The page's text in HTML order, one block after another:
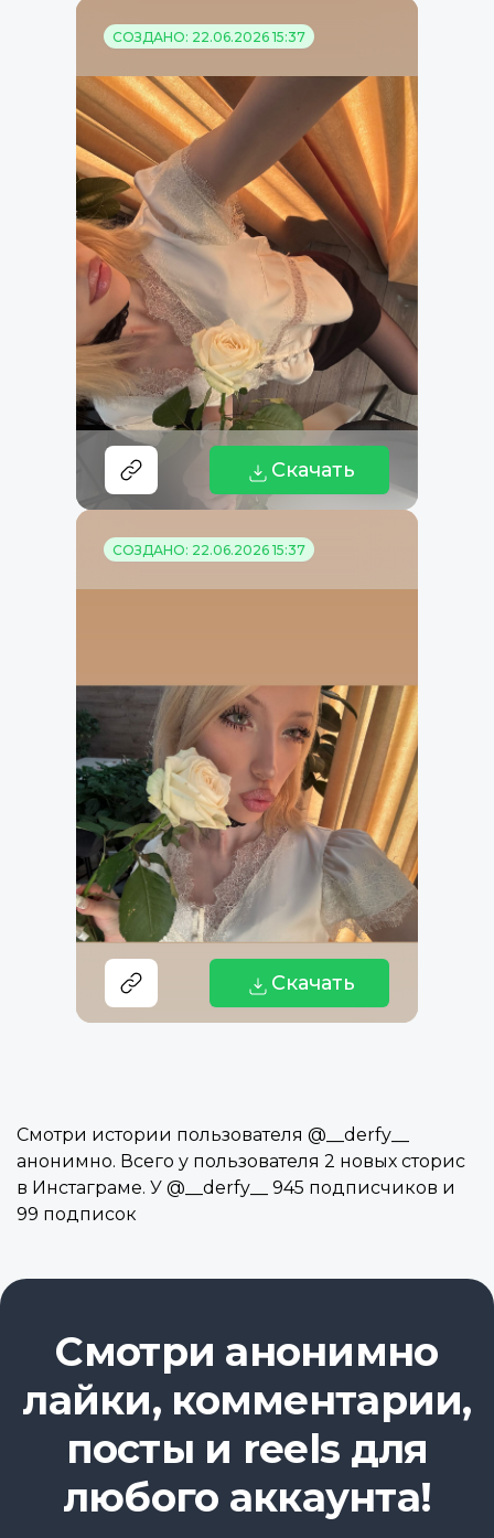
СОЗДАНО: 22.06.2026 15:37
Скачать
СОЗДАНО: 22.06.2026 15:37
Скачать
Смотри истории пользователя @__derfy__
анонимно. Всего у пользователя 2 новых сторис
в Инстаграме. У @__derfy__ 945 подписчиков и
99 подписок
Смотри анонимно
лайки, комментарии,
посты и reels для
любого аккаунта!